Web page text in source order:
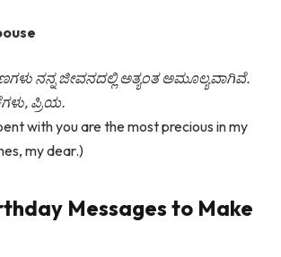
ನನ್ನ ಜೀವನದಲ್ಲಿ ಅತ್ಯಂತ ಅಮೂಲ್ಯವಾಗಿವೆ.
ಪ್ರಿಯ.
with you are the most precious in my
my dear.)
Messages to Make